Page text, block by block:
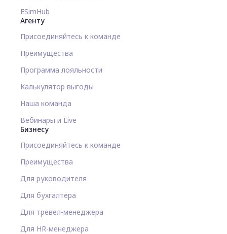
ESimHub
Агенту
Присоединяйтесь к команде
Преимущества
Программа лояльности
Калькулятор выгоды
Наша команда
Вебинары и Live
Бизнесу
Присоединяйтесь к команде
Преимущества
Для руководителя
Для бухгалтера
Для тревел-менеджера
Для HR-менеджера